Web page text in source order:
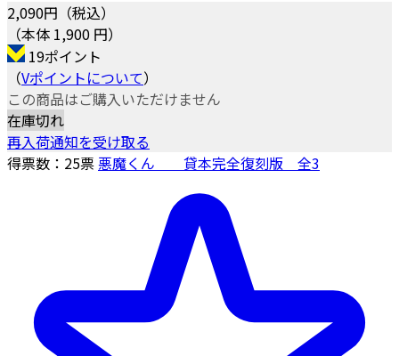
2,090円（税込）
（本体 1,900 円）
19ポイント
（Vポイントについて）
この商品はご購入いただけません
在庫切れ
再入荷通知を受け取る
得票数： 25票悪魔くん 貸本完全復刻版 全3